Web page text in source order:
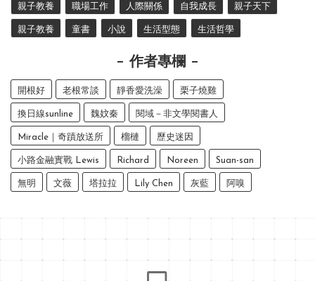
親子教養 職場工作 人際關係 自我成長 親子天下
親子教養 童書 小說 生活型態 生活哲學
作者專欄
開根好 老根常談 靜香愛洗澡 栗子燒雞
換日線sunline 魏妏秦 閱域－非文學閱書人
Miracle｜奇蹟放送所 榴槤 歷史迷因
小路金融實戰 Lewis Richard Noreen Suan-san
無明 文薇 塔拉拉 Lily Chen 灰藍 阿嗅